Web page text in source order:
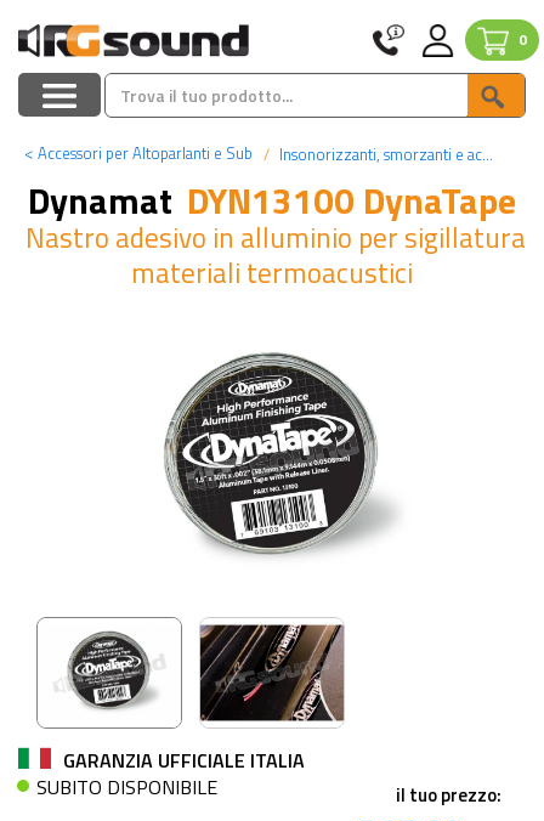
0
< Accessori per Altoparlanti e Sub Insonorizzanti, smorzanti e accessori
Dynamat DYN13100 DynaTape
Nastro adesivo in alluminio per sigillatura
materiali termoacustici
GARANZIA UFFICIALE ITALIA
SUBITO DISPONIBILE
il tuo prezzo: